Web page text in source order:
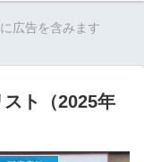
広告を含みます
ト（2025年